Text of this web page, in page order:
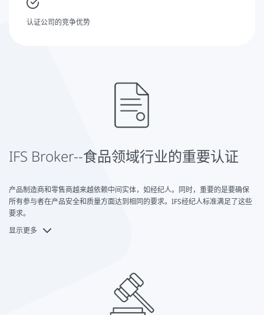
认证公司的竞争优势
IFS Broker--食品领域行业的重要认证
产品制造商和零售商越来越依赖中间实体，如经纪人。同时，重要的是要确保
所有参与者在产品安全和质量方面达到相同的要求。IFS经纪人标准满足了这些
要求。
基于IFS食品标准，IFS经纪人是专门为经纪人、代理商和进口商设计的。通过该
如果经纪人或进口商也处理货物的独立存储或运输，则这些部分的业务也需要
显示更多